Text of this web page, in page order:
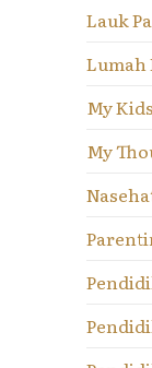
Lauk
Lumah
My Kids
My